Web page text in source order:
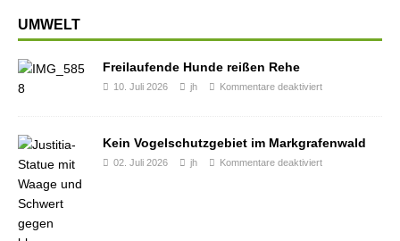
UMWELT
Freilaufende Hunde reißen Rehe
10. Juli 2026 jh Kommentare deaktiviert
Kein Vogelschutzgebiet im Markgrafenwald
02. Juli 2026 jh Kommentare deaktiviert